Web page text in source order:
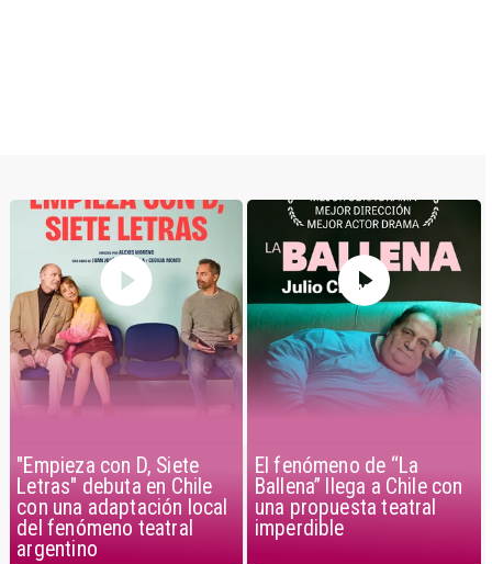
"Empieza con D, Siete
Letras" debuta en Chile
con una adaptación local
del fenómeno teatral
argentino
El fenómeno de “La
Ballena” llega a Chile con
una propuesta teatral
imperdible